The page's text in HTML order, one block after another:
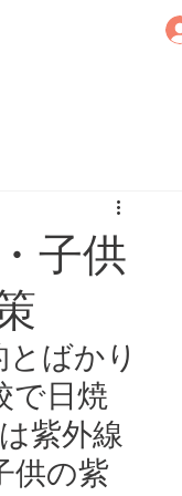
子供
ばかり
で日焼
紫外線
供の紫